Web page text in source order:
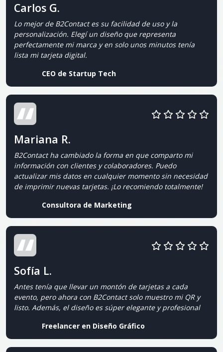
Carlos G.
Lo mejor de B2Contact es su facilidad de uso y la
personalización. Elegí un diseño que representa
perfectamente mi marca y en solo unos minutos tenía
lista mi tarjeta digital.
CEO de Startup Tech
Mariana R.
B2Contact ha cambiado la forma en que comparto mi
información con clientes y colaboradores. Puedo
actualizar mis datos en cualquier momento sin necesidad
de imprimir nuevas tarjetas. ¡Lo recomiendo totalmente!
Consultora de Marketing
Sofía L.
Antes tenía que llevar un montón de tarjetas a cada
evento, pero ahora con B2Contact solo muestro mi QR y
listo. Además, el diseño es súper elegante y profesional
Freelancer en Diseño Gráfico